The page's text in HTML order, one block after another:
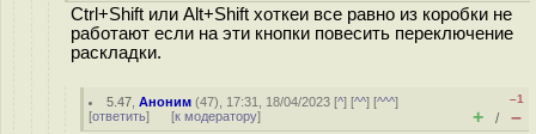
Ctrl+Shift или Alt+Shift хоткеи все равно из коробки не
работают если на эти кнопки повесить переключение
раскладки.
5.47 ,Аноним (47), 17:31, 18/04/2023 [^] [^^] [^^^]
[ответить] [к модератору]
–1
+ / –